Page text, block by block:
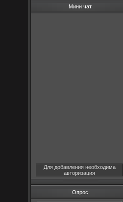
Мини чат
Для добавления необходима
авторизация
Опрос